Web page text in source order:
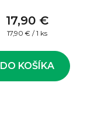
17,90 €
Jednotková
17,90 € / 1 ks
DO KOŠÍKA